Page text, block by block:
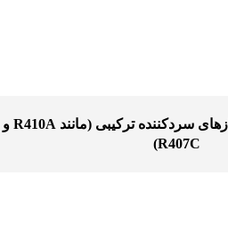
تحلیل کیفی و کمی گازهای سردکننده ترکیبی (مانند R410A و
R407C)